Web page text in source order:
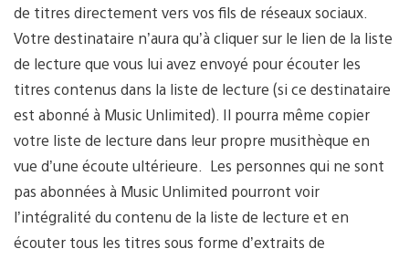
de titres directement vers vos fils de réseaux sociaux.
Votre destinataire n’aura qu’à cliquer sur le lien de la liste
de lecture que vous lui avez envoyé pour écouter les
titres contenus dans la liste de lecture (si ce destinataire
est abonné à Music Unlimited). Il pourra même copier
votre liste de lecture dans leur propre musithèque en
vue d’une écoute ultérieure. Les personnes qui ne sont
pas abonnées à Music Unlimited pourront voir
l’intégralité du contenu de la liste de lecture et en
écouter tous les titres sous forme d’extraits de